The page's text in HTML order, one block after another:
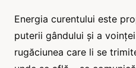
Energia curentului este
puterii gândului și a
rugăciunea care li se